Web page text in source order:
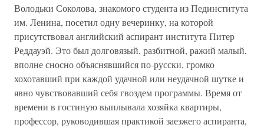
Володьки Соколова, знакомого студента из Пединститута
им. Ленина, посетил одну вечеринку, на которой
присутствовал английский аспирант института Питер
Реддауэй. Это был долговязый, разбитной, ражий малый,
вполне сносно объяснявшийся по-русски, громко
хохотавший при каждой удачной или неудачной шутке и
явно чувствовавший себя гвоздем программы. Время от
времени в гостиную выплывала хозяйка квартиры,
профессор, руководившая практикой заезжего аспиранта,